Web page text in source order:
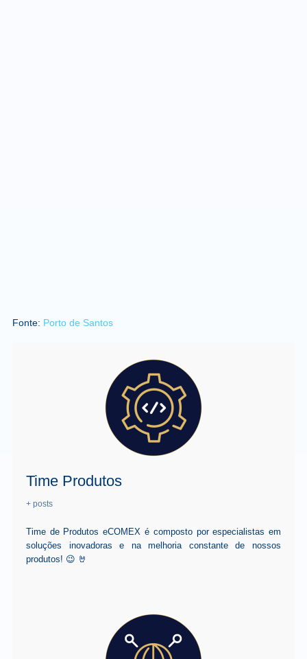
Fonte: Porto de Santos
Time Produtos
+ posts
Time de Produtos eCOMEX é composto por especialistas em
soluções inovadoras e na melhoria constante de nossos
produtos! 😉 🤘